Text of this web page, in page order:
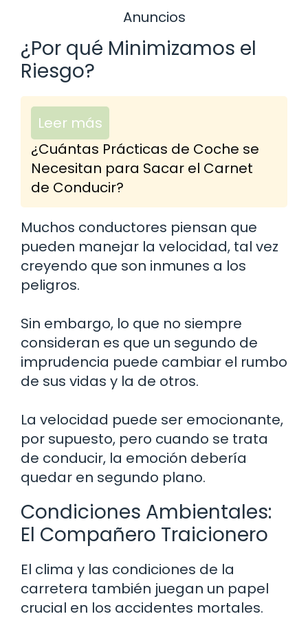
Anuncios
¿Por qué Minimizamos el
Riesgo?
Leer más
¿Cuántas Prácticas de Coche se
Necesitan para Sacar el Carnet
de Conducir?
Muchos conductores piensan que
pueden manejar la velocidad, tal vez
creyendo que son inmunes a los
peligros.
Sin embargo, lo que no siempre
consideran es que un segundo de
imprudencia puede cambiar el rumbo
de sus vidas y la de otros.
La velocidad puede ser emocionante,
por supuesto, pero cuando se trata
de conducir, la emoción debería
quedar en segundo plano.
Condiciones Ambientales:
El Compañero Traicionero
El clima y las condiciones de la
carretera también juegan un papel
crucial en los accidentes mortales.